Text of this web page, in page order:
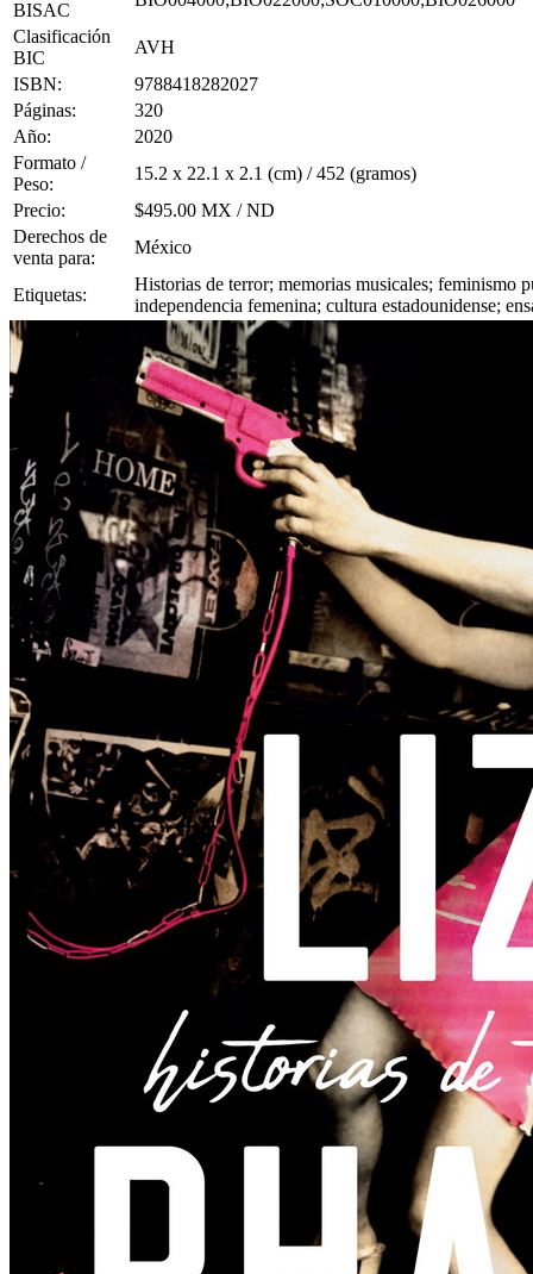
BISAC
Clasificación
BIC
AVH
ISBN:
9788418282027
Páginas:
320
Año:
2020
Formato /
Peso:
15.2 x 22.1 x 2.1 (cm) / 452 (gramos)
Precio:
$495.00 MX / ND
Derechos de
venta para:
México
Etiquetas:
Historias de terror; memorias musicales; feminismo
independencia femenina; cultura estadounidense;